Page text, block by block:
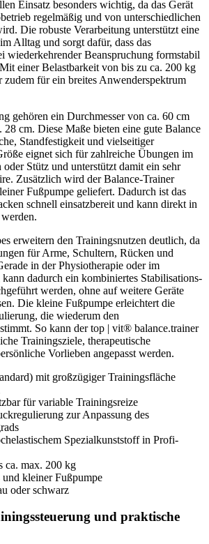
Einsatz besonders wichtig, da das Gerät
regelmäßig und von unterschiedlichen
Die robuste Verarbeitung unterstützt eine
Alltag und sorgt dafür, dass das
wiederkehrender Beanspruchung formstabil
einer Belastbarkeit von bis zu ca. 200 kg
zudem für ein breites Anwenderspektrum
gehören ein Durchmesser von ca. 60 cm
cm. Diese Maße bieten eine gute Balance
Standfestigkeit und vielseitiger
eignet sich für zahlreiche Übungen im
oder Stütz und unterstützt damit ein sehr
Zusätzlich wird der Balance-Trainer
Fußpumpe geliefert. Dadurch ist das
schnell einsatzbereit und kann direkt in
erweitern den Trainingsnutzen deutlich, da
für Arme, Schultern, Rücken und
in der Physiotherapie oder im
dadurch ein kombiniertes Stabilisations-
werden, ohne auf weitere Geräte
Die kleine Fußpumpe erleichtert die
die wiederum den
So kann der top | vit® balance.trainer
Trainingsziele, therapeutische
Vorlieben angepasst werden.
mit großzügiger Trainingsfläche
für variable Trainingsreize
zur Anpassung des
Spezialkunststoff in Profi-
ca. max. 200 kg
kleiner Fußpumpe
oder schwarz
und praktische